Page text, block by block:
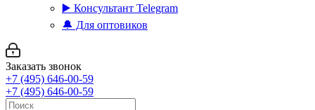
▶️ Консультант Telegram
🔔 Для оптовиков
Заказать звонок
+7 (495) 646-00-59
+7 (495) 646-00-59